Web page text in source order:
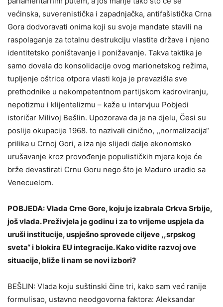
većinska, suverenistička i zapadnjačka, antifašistička Crna
Gora dodvoravati onima koji su svoje mandate stavili na
raspolaganje za totalnu destrukciju vlastite države i njeno
identitetsko poništavanje i ponižavanje. Takva taktika je
samo dovela do konsolidacije ovog marionetskog režima,
tupljenje oštrice otpora vlasti koja je prevazišla sve
prethodnike u nekompetentnom partijskom kadroviranju,
nepotizmu i klijentelizmu – kaže u intervjuu Pobjedi
istoričar Milivoj Bešlin. Upozorava da je na djelu, Česi su
poslije okupacije 1968. to nazivali cinično, ,,normalizacija“
prilika u Crnoj Gori, a iza nje slijedi dalje ekonomsko
urušavanje kroz provođenje populističkih mjera koje će
brže devastirati Crnu Goru nego što je Maduro uradio sa
Venecuelom.
POBJEDA: Vlada Crne Gore, koju je izabrala Crkva Srbije,
još vlada. Preživjela je godinu i za to vrijeme uspjela da
uruši institucije, uspješno sprovede ciljeve ,,srpskog
sveta“ i blokira EU integracije. Kako vidite razvoj ove
situacije, bliže li nam se novi izbori?
BEŠLIN: Vlada koju suštinski čine tri, kako sam već ranije
formulisao, ustavno neodgovorna faktora: Aleksandar